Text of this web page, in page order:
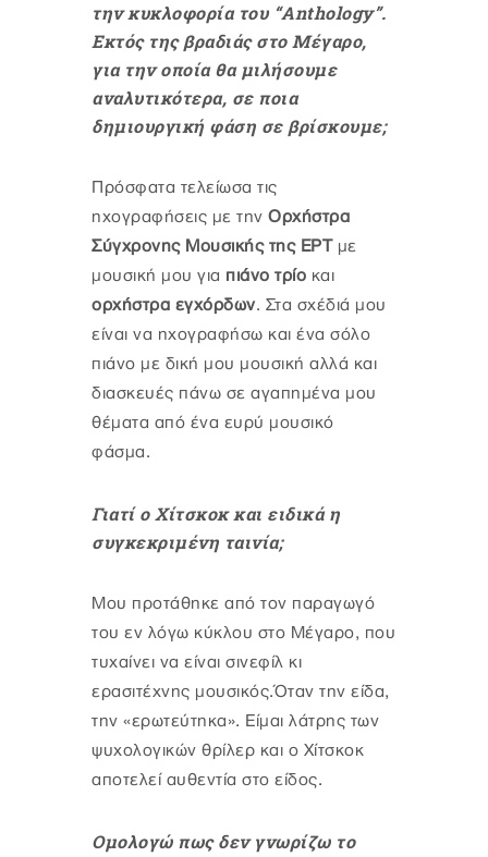
την κυκλοφορία του “Anthology”.
Εκτός της βραδιάς στο Μέγαρο,
για την οποία θα μιλήσουμε
αναλυτικότερα, σε ποια
δημιουργική φάση σε βρίσκουμε;
Πρόσφατα τελείωσα τις
ηχογραφήσεις με την Ορχήστρα
Σύγχρονης Μουσικής της ΕΡΤμε
μουσική μου για πιάνο τρίο και
ορχήστρα εγχόρδων. Στα σχέδιά μου
είναι να ηχογραφήσω και ένα σόλο
πιάνο με δική μου μουσική αλλά και
διασκευές πάνω σε αγαπημένα μου
θέματα από ένα ευρύ μουσικό
φάσμα.
Γιατί ο Χίτσκοκ και ειδικά η
συγκεκριμένη ταινία;
Μου προτάθηκε από τον παραγωγό
του εν λόγω κύκλου στο Μέγαρο, που
τυχαίνει να είναι σινεφίλ κι
ερασιτέχνης μουσικός.Όταν την είδα,
την «ερωτεύτηκα». Είμαι λάτρης των
ψυχολογικών θρίλερ και ο Χίτσκοκ
αποτελεί αυθεντία στο είδος.
Ομολογώ πως δεν γνωρίζω το